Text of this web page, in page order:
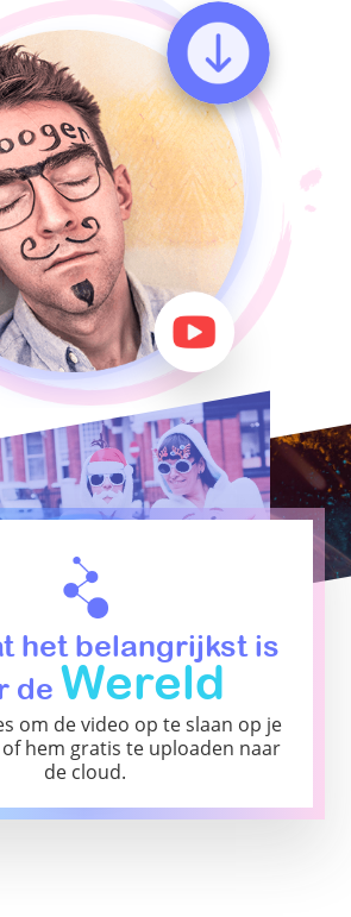
het belangrijkst is
de Wereld
om de video op te slaan op je
hem gratis te uploaden naar
de cloud.